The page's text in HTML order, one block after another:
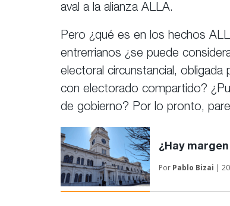
aval a la alianza ALLA.
Pero ¿qué es en los hechos
entrerrianos ¿se puede
electoral circunstancial,
con electorado compartido?
de gobierno? Por lo pronto,
¿Hay
Por Pablo Bizai |